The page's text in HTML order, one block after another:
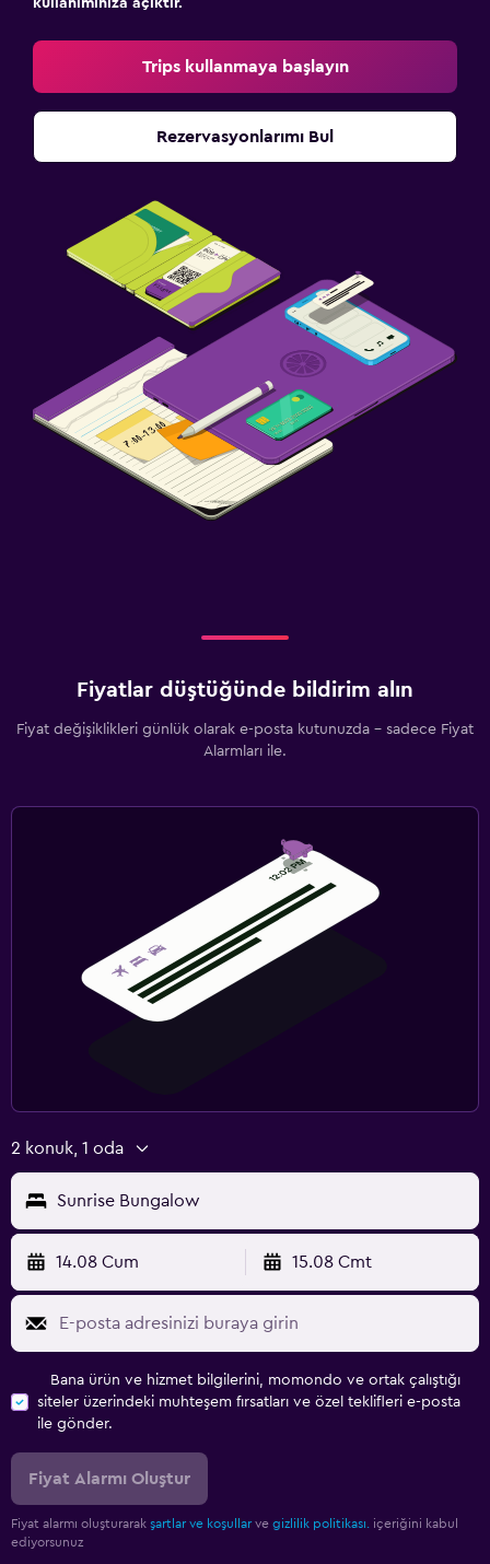
Trips kullanmaya başlayın
Rezervasyonlarımı Bul
Fiyatlar düştüğünde bildirim alın
Fiyat değişiklikleri günlük olarak e-posta kutunuzda - sadece Fiyat
Alarmları ile.
2 konuk, 1 oda
Sunrise Bungalow
14.08 Cum 15.08 Cmt
Bana ürün ve hizmet bilgilerini, momondo ve ortak çalıştığı
siteler üzerindeki muhteşem fırsatları ve özel teklifleri e-posta
ile gönder.
Fiyat Alarmı Oluştur
Fiyat alarmı oluşturarak şartlar ve koşullar ve gizlilik politikası.
içeriğini kabul
ediyorsunuz